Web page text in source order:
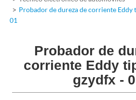
Probador de dureza de corriente
01
Probador de
corriente Eddy
gzydfx -